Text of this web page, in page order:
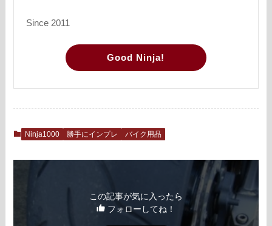
Since 2011
Good Ninja!
Ninja1000 勝手にインプレ バイク用品
この記事が気に入ったら
フォローしてね！